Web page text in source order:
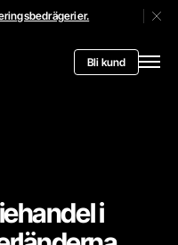
Bli kund
i